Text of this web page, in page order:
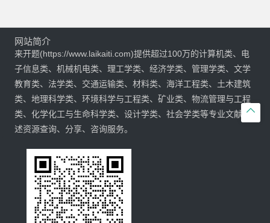

网站简介
来开题(https://www.laikaiti.com)提供超过100万的计算机类、电
子信息类、机械机电类、理工学类、经济学类、管理学类、文学
教育类、法学类、交通运输类、材料类、海洋工程类、土木建筑
类、地理科学类、环境科学与工程类、矿业类、物流管理与工程
类、化学化工与生命科学类、设计学类、社会学类等专业文献综
述资源查询、分享、咨询服务。